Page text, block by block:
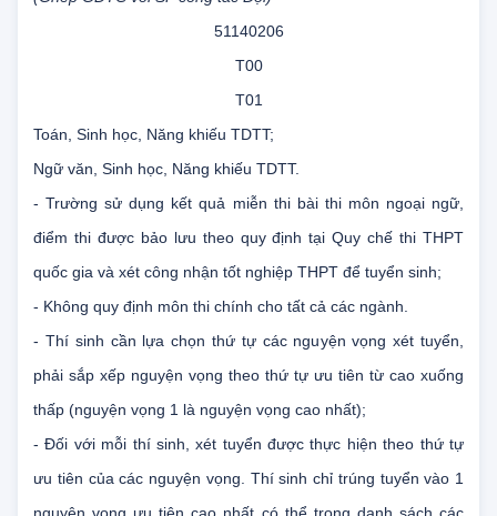
Giáo dục thể chất
Toán, Sinh học, Năng khiếu TDTT;
Ngữ văn, Sinh học, Năng khiếu TDTT.
- Trường sử dụng kết quả miễn thi bài thi môn ngoại ngữ,
điểm thi được bảo lưu theo quy định tại Quy chế thi THPT
quốc gia và xét công nhận tốt nghiệp THPT để tuyển sinh;
- Không quy định môn thi chính cho tất cả các ngành.
- Thí sinh cần lựa chọn thứ tự các nguyện vọng xét tuyển,
phải sắp xếp nguyện vọng theo thứ tự ưu tiên từ cao xuống
thấp (nguyện vọng 1 là nguyện vọng cao nhất);
- Đối với mỗi thí sinh, xét tuyển được thực hiện theo thứ tự